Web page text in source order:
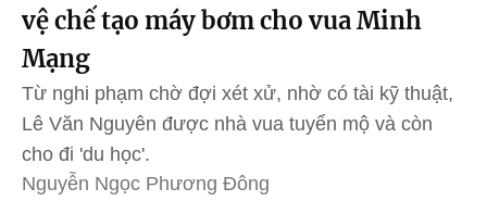
vệ chế tạo máy bơm cho vua Minh
Mạng
Từ nghi phạm chờ đợi xét xử, nhờ có tài kỹ thuật,
Lê Văn Nguyên được nhà vua tuyển mộ và còn
cho đi 'du học'.
Nguyễn Ngọc Phương Đông